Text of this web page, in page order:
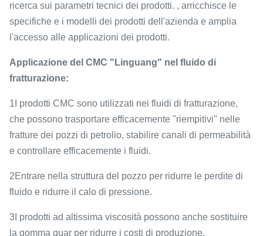
ricerca sui parametri tecnici dei prodotti. , arricchisce le
specifiche e i modelli dei prodotti dell'azienda e amplia
l'accesso alle applicazioni dei prodotti.
Applicazione del CMC "Linguang" nel fluido di
fratturazione:
1I prodotti CMC sono utilizzati nei fluidi di fratturazione,
che possono trasportare efficacemente "riempitivi" nelle
fratture dei pozzi di petrolio, stabilire canali di permeabilità
e controllare efficacemente i fluidi.
2Entrare nella struttura del pozzo per ridurre le perdite di
fluido e ridurre il calo di pressione.
3I prodotti ad altissima viscosità possono anche sostituire
la gomma guar per ridurre i costi di produzione.